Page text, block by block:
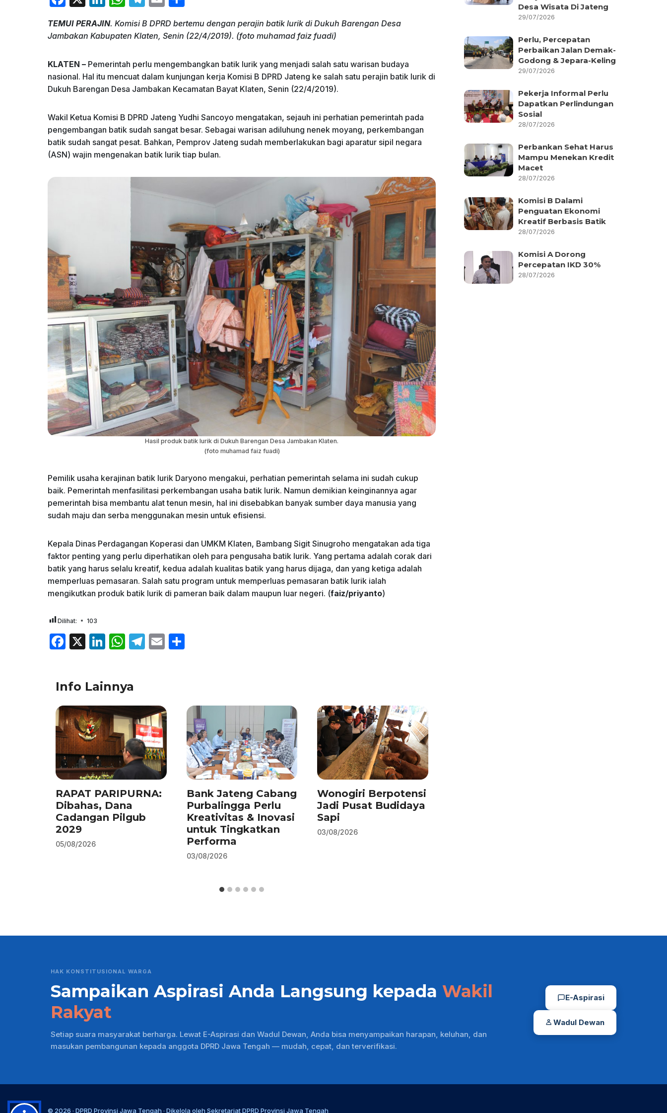
c
b
o
o
k
k
e
dI
n
at
A
p
p
e
gr
a
m
ai ar
TEMUI PERAJIN. Komisi B DPRD bertemu dengan perajin batik lurik di Dukuh Barengan Desa
Jambakan Kabupaten Klaten, Senin (22/4/2019). (foto muhamad faiz fuadi)
KLATEN – Pemerintah perlu mengembangkan batik lurik yang menjadi salah satu warisan budaya
nasional. Hal itu mencuat dalam kunjungan kerja Komisi B DPRD Jateng ke salah satu perajin batik lurik di
Dukuh Barengan Desa Jambakan Kecamatan Bayat Klaten, Senin (22/4/2019).
Wakil Ketua Komisi B DPRD Jateng Yudhi Sancoyo mengatakan, sejauh ini perhatian pemerintah pada
pengembangan batik sudah sangat besar. Sebagai warisan adiluhung nenek moyang, perkembangan
batik sudah sangat pesat. Bahkan, Pemprov Jateng sudah memberlakukan bagi aparatur sipil negara
(ASN) wajin mengenakan batik lurik tiap bulan.
Hasil produk batik lurik di Dukuh Barengan Desa Jambakan Klaten.
(foto muhamad faiz fuadi)
Pemilik usaha kerajinan batik lurik Daryono mengakui, perhatian pemerintah selama ini sudah cukup
baik. Pemerintah menfasilitasi perkembangan usaha batik lurik. Namun demikian keinginannya agar
pemerintah bisa membantu alat tenun mesin, hal ini disebabkan banyak sumber daya manusia yang
sudah maju dan serba menggunakan mesin untuk efisiensi.
Kepala Dinas Perdagangan Koperasi dan UMKM Klaten, Bambang Sigit Sinugroho mengatakan ada tiga
faktor penting yang perlu diperhatikan oleh para pengusaha batik lurik. Yang pertama adalah corak dari
batik yang harus selalu kreatif, kedua adalah kualitas batik yang harus dijaga, dan yang ketiga adalah
memperluas pemasaran. Salah satu program untuk memperluas pemasaran batik lurik ialah
mengikutkan produk batik lurik di pameran baik dalam maupun luar negeri. (faiz/priyanto)
Dilihat: 103
F
e
b
o
o
k
X
Li
e
dI
n
W
s
A
p
p
T
a
m
E
Info Lainnya
RAPAT PARIPURNA:
Dibahas, Dana
Cadangan Pilgub
2029
05/08/2026
Bank Jateng Cabang
Purbalingga Perlu
Kreativitas & Inovasi
untuk Tingkatkan
Performa
03/08/2026
Wonogiri Berpotensi
Jadi Pusat Budidaya
Sapi
03/08/2026
Desa Wisata Di Jateng
29/07/2026
Perlu, Percepatan
Perbaikan Jalan Demak-
Godong & Jepara-Keling
29/07/2026
Pekerja Informal Perlu
Dapatkan Perlindungan
Sosial
28/07/2026
Perbankan Sehat Harus
Mampu Menekan Kredit
Macet
28/07/2026
Komisi B Dalami
Penguatan Ekonomi
Kreatif Berbasis Batik
28/07/2026
Komisi A Dorong
Percepatan IKD 30%
28/07/2026
HAK KONSTITUSIONAL WARGA
Sampaikan Aspirasi Anda Langsung kepada Wakil
Rakyat
Setiap suara masyarakat berharga. Lewat E-Aspirasi dan Wadul Dewan, Anda bisa menyampaikan harapan, keluhan, dan
masukan pembangunan kepada anggota DPRD Jawa Tengah — mudah, cepat, dan terverifikasi.
E-Aspirasi
Wadul Dewan
© 2026 · DPRD Provinsi Jawa Tengah · Dikelola oleh Sekretariat DPRD Provinsi Jawa Tengah